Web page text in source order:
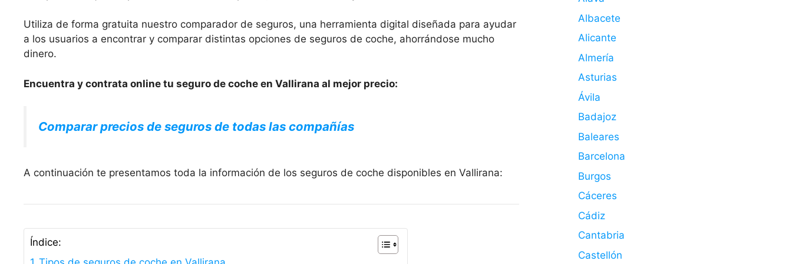
Utiliza de forma gratuita nuestro comparador de seguros, una herramienta digital diseñada para ayudar
a los usuarios a encontrar y comparar distintas opciones de seguros de coche, ahorrándose mucho
dinero.
Encuentra y contrata online tu seguro de coche en Vallirana al mejor precio:
Comparar precios de seguros de todas las compañías
A continuación te presentamos toda la información de los seguros de coche disponibles en Vallirana:
Índice:
Albacete
Alicante
Almería
Asturias
Ávila
Badajoz
Baleares
Barcelona
Burgos
Cáceres
Cádiz
Cantabria
Castellón